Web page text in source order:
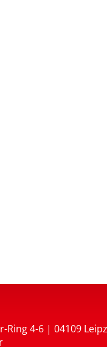
Ring 4-6 | 04109